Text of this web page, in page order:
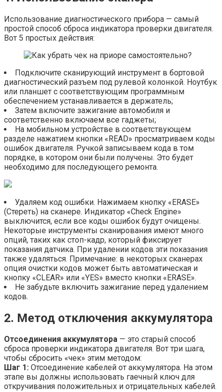
Использование диагностического прибора — самый
простой способ сброса индикатора проверки двигателя.
Вот 5 простых действия:
Подключите сканирующий инструмент в бортовой
диагностический разъем под рулевой колонкой. Ноутбук
или планшет с соответствующим программным
обеспечением устанавливается в держатель;
Затем включите зажигание автомобиля и
соответственно включаем все гаджеты;
На мобильном устройстве в соответствующем
разделе нажатием кнопки «READ» просматриваем коды
ошибок двигателя. Ручкой записываем кода в том
порядке, в котором они были получены. Это будет
необходимо для последующего ремонта.
Удаляем код ошибки. Нажимаем кнопку «ERASE»
(Стереть) на сканере. Индикатор «Check Engine»
выключится, если все коды ошибок будут очищены.
Некоторые инструменты сканирования имеют много
опций, таких как стоп-кадр, который фиксирует
показания датчика. При удалении кодов эти показания
также удаляться. Примечание: в некоторых сканерах
опция очистки кодов может быть автоматическая и
кнопку «CLEAR» или «YES» вместо кнопки «ERASE».
Не забудьте включить зажигание перед удалением
кодов.
2. Метод отключения аккумулятора
Отсоединения аккумулятора — это старый способ
сброса проверки индикатора двигателя. Вот три шага,
чтобы сбросить «чек» этим методом:
Шаг 1: Отсоединение кабелей от аккумулятора. На этом
этапе вы должны использовать гаечный ключ для
откручивания положительных и отрицательных кабелей.